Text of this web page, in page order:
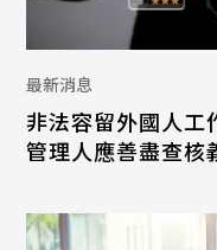
最新消息
非法容留外國人工
管理人應善盡查核